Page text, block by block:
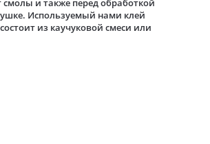
и также перед обработкой
Используемый нами клей
из каучуковой смеси или